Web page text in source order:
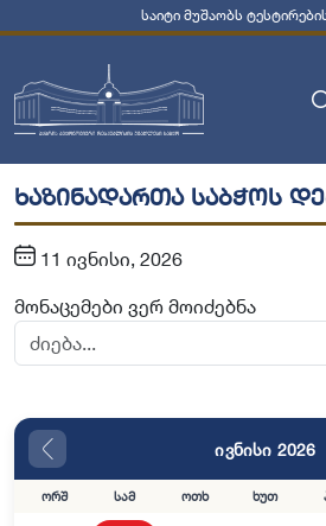
საიტი მუშაობს
ხაზინადართა საბჭოს
11 ივნისი, 2026
მონაცემები ვერ მოიძებნა
ივნისი 2026
ორშ სამ ოთხ ხუთ